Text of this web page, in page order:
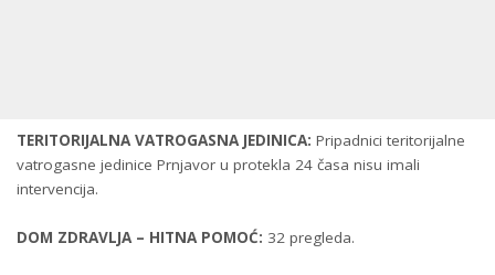
TERITORIJALNA VATROGASNA JEDINICA: Pripadnici teritorijalne
vatrogasne jedinice Prnjavor u protekla 24 časa nisu imali
intervencija.
DOM ZDRAVLJA – HITNA POMOĆ: 32 pregleda.